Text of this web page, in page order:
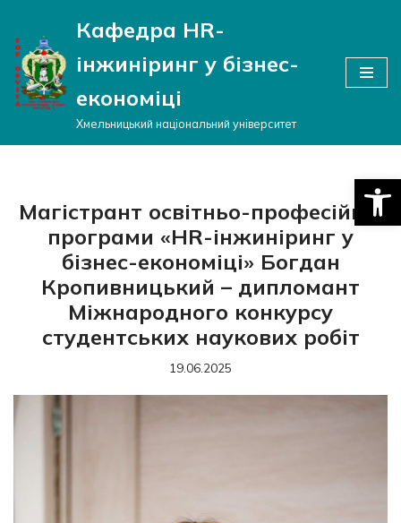
Перейти
до
вмісту
Кафедра HR-
інжиніринг у бізнес-
економіці
Хмельницький національний університет
Магістрант освітньо-професійної
програми «HR-інжиніринг у
бізнес-економіці» Богдан
Кропивницький – дипломант
Міжнародного конкурсу
студентських наукових робіт
19.06.2025